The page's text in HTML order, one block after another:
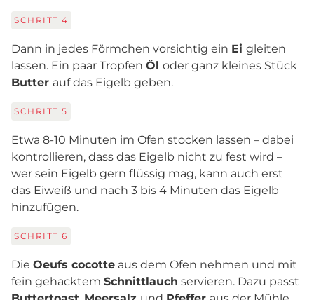
SCHRITT 4
Dann in jedes Förmchen vorsichtig ein Ei gleiten
lassen. Ein paar Tropfen Öl oder ganz kleines Stück
Butter auf das Eigelb geben.
SCHRITT 5
Etwa 8-10 Minuten im Ofen stocken lassen – dabei
kontrollieren, dass das Eigelb nicht zu fest wird –
wer sein Eigelb gern flüssig mag, kann auch erst
das Eiweiß und nach 3 bis 4 Minuten das Eigelb
hinzufügen.
SCHRITT 6
Die Oeufs cocotte aus dem Ofen nehmen und mit
fein gehacktem Schnittlauch servieren. Dazu passt